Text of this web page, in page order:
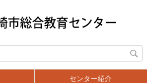
センター紹介